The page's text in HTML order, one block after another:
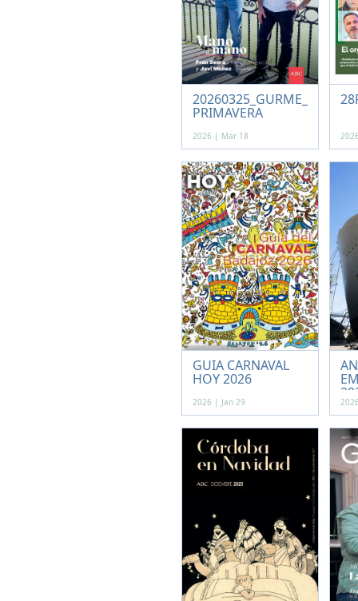
20260325_GURME_
PRIMAVERA
2026 | Mar 18
GUIA CARNAVAL
HOY 2026
2026 | Jan 29